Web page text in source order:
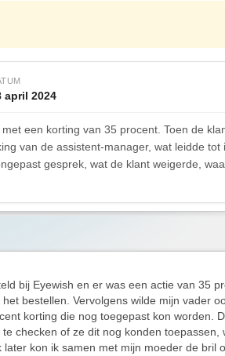
april 2024
een korting van 35 procent. Toen de
van de assistent-manager, wat leidde
gesprek, wat de klant weigerde,
bij Eyewish en er was een actie van 35
bestellen. Vervolgens wilde mijn vader
korting die nog toegepast kon worden.
checken of ze dit nog konden toepassen,
kon ik samen met mijn moeder de bril